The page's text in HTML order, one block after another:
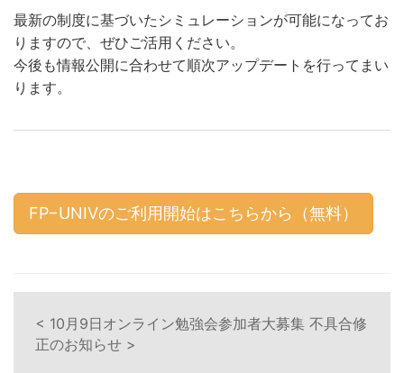
最新の制度に基づいたシミュレーションが可能になってお
りますので、ぜひご活用ください。
今後も情報公開に合わせて順次アップデートを行ってまい
ります。​​​​​​​
FP−UNIVのご利用開始はこちらから（無料）
< 10月9日オンライン勉強会参加者大募集 不具合修
正のお知らせ >